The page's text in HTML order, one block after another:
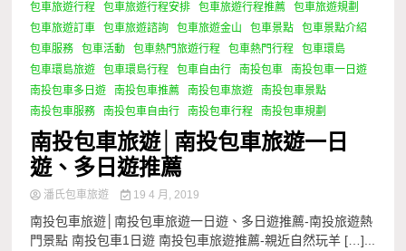
包車旅遊行程
包車旅遊行程安排 包車旅遊行程推薦
包車旅遊規劃
包車旅遊訂車
包車旅遊諮詢 包車旅遊金山 包車景點
包車景點介紹
包車服務
包車活動 包車熱門旅遊行程 包車熱門行程
包車環島
包車環島旅遊
包車環島行程 包車自由行 南投包車
南投包車一日遊
南投包車多日遊
南投包車推薦 南投包車旅遊
南投包車景點
南投包車服務
南投包車自由行 南投包車行程 南投包車規劃
南投包車旅遊│南投包車旅遊一日
遊、多日遊推薦
潘氏包車旅遊 19 4 月, 2019
南投包車旅遊│南投包車旅遊一日遊、多日遊推薦-南投旅遊熱
門景點 南投包車1日遊 南投包車旅遊推薦-親近自然玩羊 […]...